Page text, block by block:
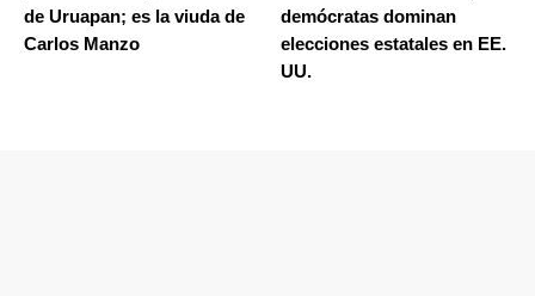
de Uruapan; es la viuda de
Carlos Manzo
demócratas dominan
elecciones estatales en EE.
UU.